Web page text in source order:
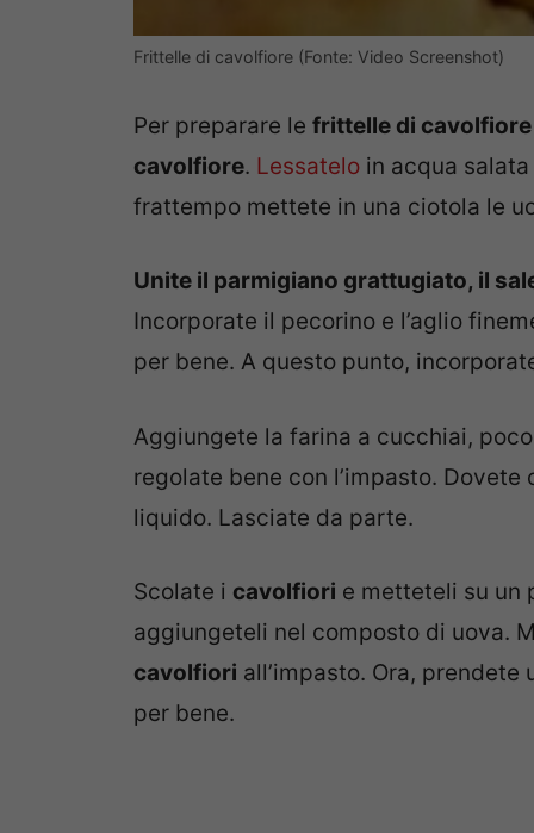
Frittelle di cavolfiore (Fonte: Video Screenshot)
Per preparare le frittelle di
cavolfiore. Lessatelo in acqua
frattempo mettete in una ciotola le
Unite il parmigiano grattugiato, il
Incorporate il pecorino e l’aglio
per bene. A questo punto,
Aggiungete la farina a cucchiai,
regolate bene con l’impasto.
liquido. Lasciate da parte.
Scolate i cavolfiori e metteteli su un
aggiungeteli nel composto di uova.
cavolfiori all’impasto. Ora,
per bene.